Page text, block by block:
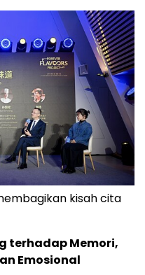
kisah cita
terhadap Memori,
Emosional